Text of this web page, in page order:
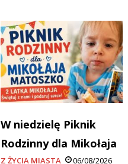
W niedzielę Piknik
Rodzinny dla Mikołaja
Z ŻYCIA MIASTA 06/08/2026